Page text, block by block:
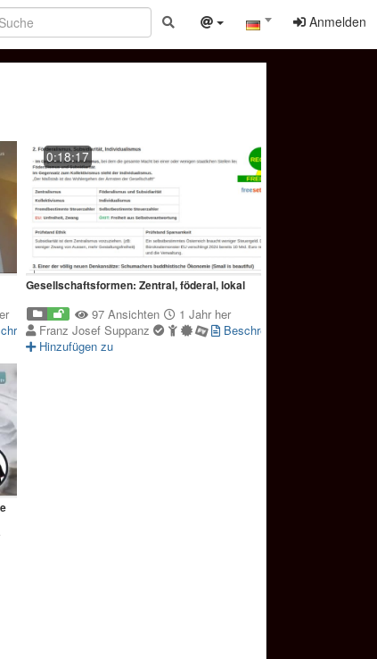
Anmelden
0:18:17
Gesellschaftsformen: Zentral, föderal, lokal
97 Ansichten
1 Jahr her
Franz Josef Suppanz
Beschreibung
Hinzufügen zu